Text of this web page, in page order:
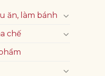
ăn, làm bánh
chế